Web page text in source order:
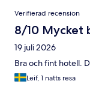
Recensioner
Verifierad recension
8/10 Mycket
19 juli 2026
Bra och fint hotell.
Leif, 1 natts resa